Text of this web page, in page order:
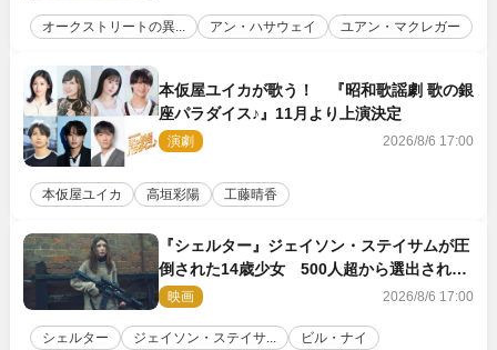
オークストリートの異... アン・ハサウェイ ユアン・マクレガー
本仮屋ユイカが歌う！ 『昭和歌謡劇 歌の銀
座パラダイス♪』11月より上演決定
演劇 2026/8/6 17:00
本仮屋ユイカ 高垣彩陽 工藤晴香
『シェルター』ジェイソン・ステイサムが圧
倒された14歳少女 500人超から選出された
新鋭ボディ・レイ・ブレスナックとは
映画 2026/8/6 17:00
シェルター ジェイソン・ステイサ... ビル・ナイ